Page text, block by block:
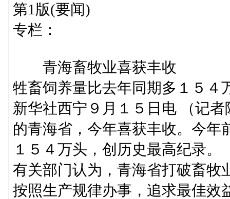
第1版(要闻)
专栏：
青海畜牧业喜获丰收
牲畜饲养量比去年同期多１５４
新华社西宁９月１５日电 （记
的青海省，今年喜获丰收。今年
１５４万头，创历史最高纪录。
有关部门认为，青海省打破畜牧
按照生产规律办事，追求最佳效